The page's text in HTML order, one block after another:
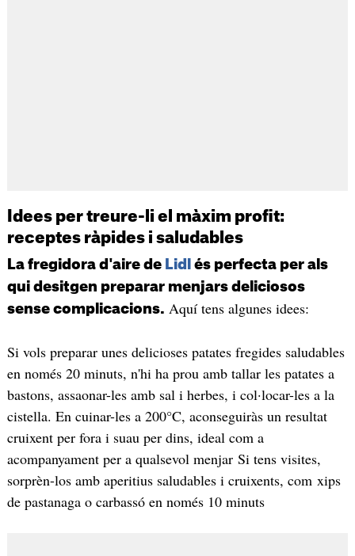
Idees per treure-li el màxim profit:
receptes ràpides i saludables
La fregidora d'aire de Lidl
és perfecta per als
qui desitgen preparar menjars deliciosos
sense complicacions. Aquí tens algunes idees:
Si vols preparar unes delicioses patates fregides saludables
en només 20 minuts, n'hi ha prou amb tallar les patates a
bastons, assaonar-les amb sal i herbes, i col·locar-les a la
cistella. En cuinar-les a 200°C, aconseguiràs un resultat
cruixent per fora i suau per dins, ideal com a
acompanyament per a qualsevol menjar Si tens visites,
sorprèn-los amb aperitius saludables i cruixents, com xips
de pastanaga o carbassó en només 10 minuts